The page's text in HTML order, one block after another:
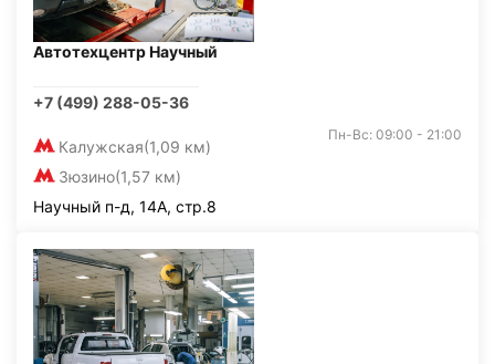
Автотехцентр Научный
+7 (499) 288-05-36
Калужская(1,09 км)
Зюзино(1,57 км)
Пн-Вс: 09:00 - 21:00
Научный п-д, 14А, стр.8